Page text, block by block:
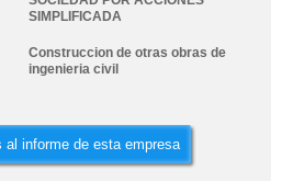
SIMPLIFICADA
Construccion de otras obras de
ingenieria civil
al informe de esta empresa